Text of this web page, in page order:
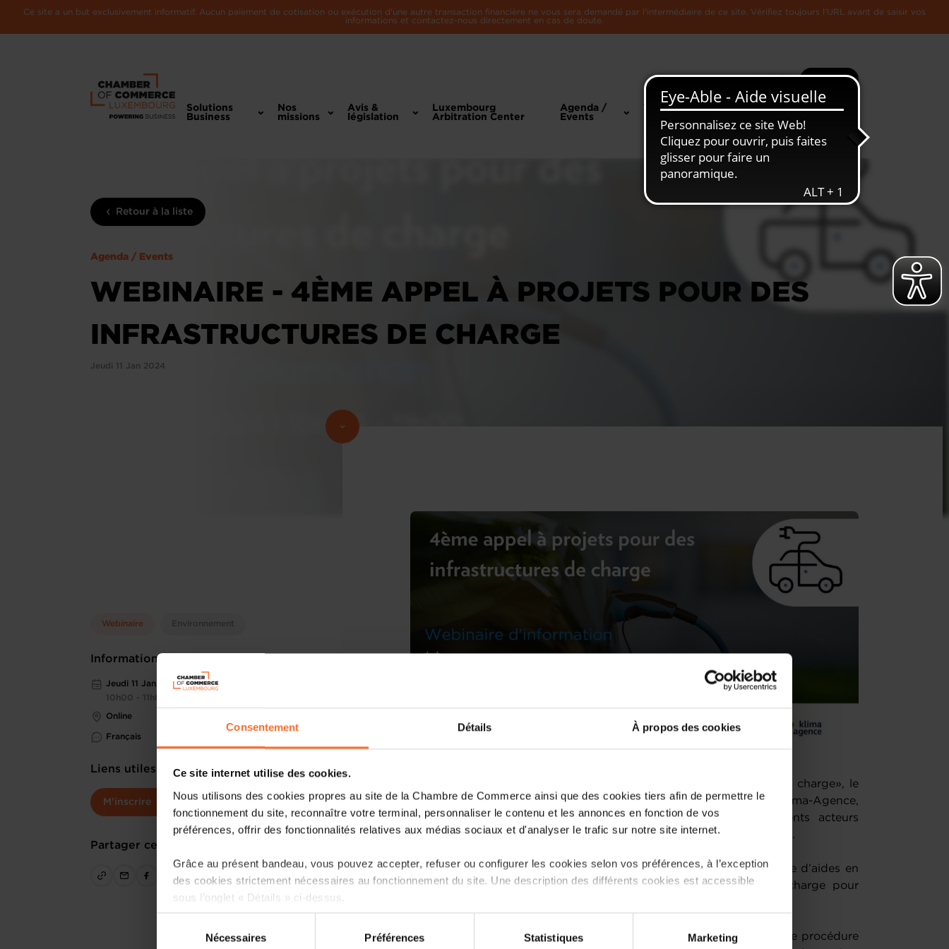
Consentement Détails À propos des cookies
Ce site internet utilise des cookies.
Nous utilisons des cookies propres au site de la Chambre de Commerce ainsi que des cookies tiers afin de permettre le
fonctionnement du site, reconnaître votre terminal, personnaliser le contenu et les annonces en fonction de vos
préférences, offrir des fonctionnalités relatives aux médias sociaux et d'analyser le trafic sur notre site internet.
Grâce au présent bandeau, vous pouvez accepter, refuser ou configurer les cookies selon vos préférences, à l’exception
des cookies strictement nécessaires au fonctionnement du site. Une description des différents cookies est accessible
sous l’onglet « Détails » ci-dessus.
Il est précisé que la navigation sur le site et certaines fonctionnalités (ex : lecture de vidéos, partage sur les réseaux
Nécessaires Préférences Statistiques Marketing
Ce site a un but exclusivement informatif. Aucun paiement de cotisation ou exécution d'une autre transaction financière ne vous sera demandé par l'intermédiaire de ce site. Vérifiez toujours l'URL avant de saisir vos
informations et contactez-nous directement en cas de doute.
Recherche Plus
Solutions
Business
Nos
missions
Avis &
législation
Luxembourg
Arbitration Center
Agenda /
Events
Toute
L'Economie
Retour à la liste
Agenda / Events
WEBINAIRE - 4ÈME APPEL À PROJETS POUR DES
INFRASTRUCTURES DE CHARGE
Jeudi 11 Jan 2024
Webinaire Environnement
Informations pratiques
Jeudi 11 Jan 2024
10h00 - 11h00
Online
Français
Liens utiles
M'inscrire
Partager cet article
Dans le cadre du «Régime d’aides en faveur des infrastructures de charge», le
ministère de l’Économie avec le soutien de Luxinnovation et de Klima-Agence,
organisent un webinaire d’information à destination des différents acteurs
concernés, en mettant l’accent sur les spécificités de l'appel à projets.
Le gouvernement a mis en place en juillet 2022 un nouveau régime d’aides en
faveur des entreprises investissant dans des infrastructures de charge pour
Une aide ouverte à toutes les entreprises, octroyée à l’issue d’une procédure